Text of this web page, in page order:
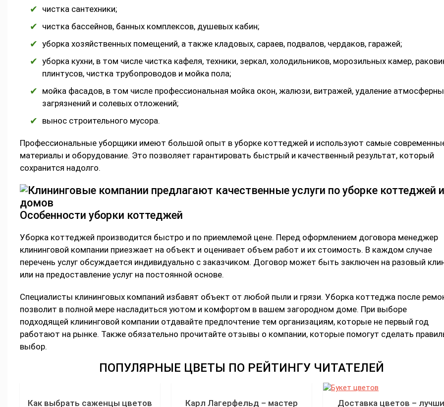
чистка сантехники;
чистка бассейнов, банных комплексов, душевых кабин;
уборка хозяйственных помещений, а также кладовых, сараев, подвалов, чердаков, гаражей;
уборка кухни, в том числе чистка кафеля, техники, зеркал, холодильников, морозильных камер,
плинтусов, чистка трубопроводов и мойка пола;
мойка фасадов, в том числе профессиональная мойка окон, жалюзи, витражей, удаление
загрязнений и солевых отложений;
вынос строительного мусора.
Профессиональные уборщики имеют большой опыт в уборке коттеджей и используют самые
материалы и оборудование. Это позволяет гарантировать быстрый и качественный результат, который
сохранится надолго.
Особенности уборки коттеджей
Уборка коттеджей производится быстро и по приемлемой цене. Перед оформлением договора менеджер
клининговой компании приезжает на объект и оценивает объем работ и их стоимость. В каждом случае
перечень услуг обсуждается индивидуально с заказчиком. Договор может быть заключен на разовый
или на предоставление услуг на постоянной основе.
Специалисты клининговых компаний избавят объект от любой пыли и грязи. Уборка коттеджа после
позволит в полной мере насладиться уютом и комфортом в вашем загородном доме. При выборе
подходящей клининговой компании отдавайте предпочтение тем организациям, которые не первый год
работают на рынке. Также обязательно прочитайте отзывы о компании, которые помогут сделать
выбор.
ПОПУЛЯРНЫЕ ЦВЕТЫ ПО РЕЙТИНГУ ЧИТАТЕЛЕЙ
Как выбрать саженцы цветов Карл Лагерфельд – мастер Доставка цветов –